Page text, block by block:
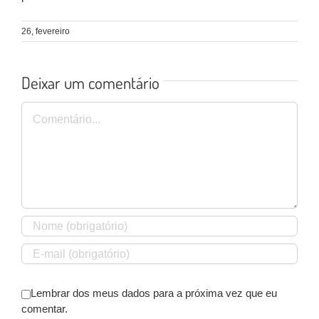
26, fevereiro
Deixar um comentário
Comentário
Lembrar dos meus dados para a próxima vez que eu
comentar.